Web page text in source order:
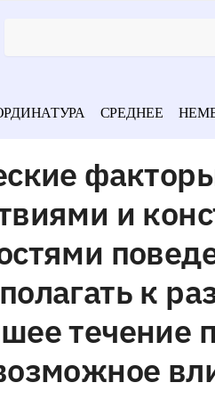
СРЕДНЕЕ
и
к
течение